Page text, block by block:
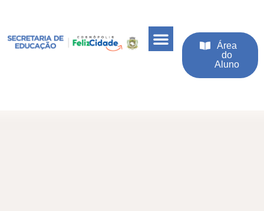
Área
do
Aluno